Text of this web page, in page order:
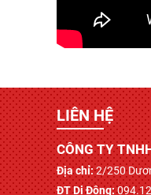
LIÊN HỆ
CÔNG TY
Địa chỉ:2/250
ĐT Di Động: